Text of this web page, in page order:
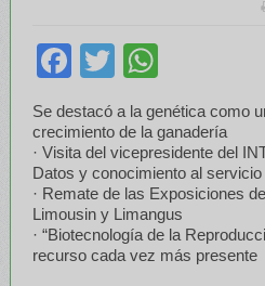
Facebook
Twitter
Se destacó a la genética como
crecimiento de la ganadería
· Visita del vicepresidente del
Datos y conocimiento al
· Remate de las Exposiciones
Limousin y Limangus
· “Biotecnología de la
recurso cada vez más presente